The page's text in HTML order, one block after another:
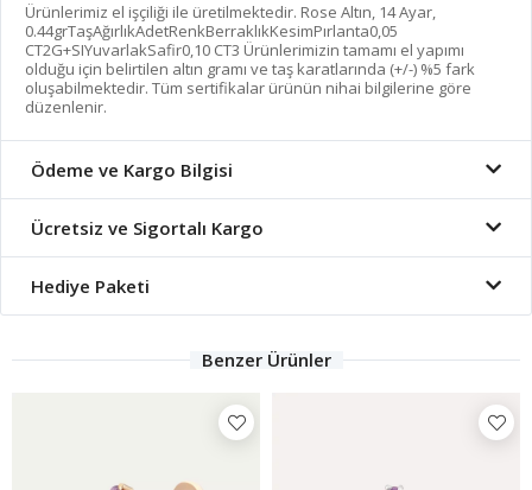
Ürünlerimiz el işçiliği ile üretilmektedir. Rose Altın, 14 Ayar,
0.44grTaşAğırlıkAdetRenkBerraklıkKesimPırlanta0,05
CT2G+SIYuvarlakSafir0,10 CT3 Ürünlerimizin tamamı el yapımı
olduğu için belirtilen altın gramı ve taş karatlarında (+/-) %5 fark
oluşabilmektedir. Tüm sertifikalar ürünün nihai bilgilerine göre
düzenlenir.
Ödeme ve Kargo Bilgisi
Ücretsiz ve Sigortalı Kargo
Hediye Paketi
Benzer Ürünler